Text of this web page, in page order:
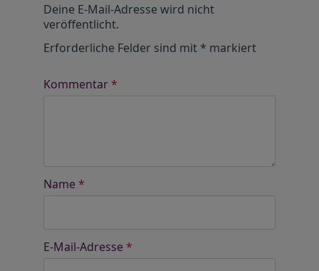
Deine E-Mail-Adresse wird nicht
veröffentlicht.
Erforderliche Felder sind mit* markiert
Kommentar*
Name *
E-Mail-Adresse *